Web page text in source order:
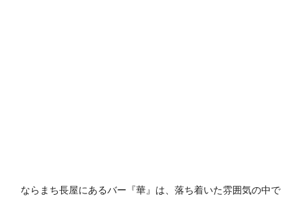
ならまち長屋にあるバー『華』は、落ち着いた雰囲気の中で